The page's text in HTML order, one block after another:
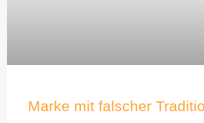
Marke mit falscher